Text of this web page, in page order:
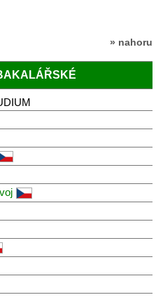
» nahoru